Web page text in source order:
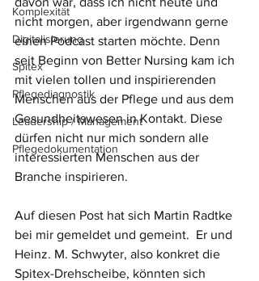
Komplexität
Digitalisierung
Spitex
Pflegediagnostik
Leadership / Management
Pflegedokumentation
nicht morgen, aber irgendwann gerne
einen Podcast starten möchte. Denn
seit Beginn von Better Nursing kam ich
mit vielen tollen und inspirierenden
Menschen aus der Pflege und aus dem
Gesundheitswesen in Kontakt. Diese
dürfen nicht nur mich sondern alle
interessierten Menschen aus der
Branche inspirieren.
Auf diesen Post hat sich Martin Radtke
bei mir gemeldet und gemeint.  Er und
Heinz. M. Schwyter, also konkret die
Spitex-Drehscheibe, könnten sich